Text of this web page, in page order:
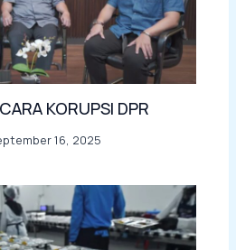
KORUPSI DPR
16, 2025